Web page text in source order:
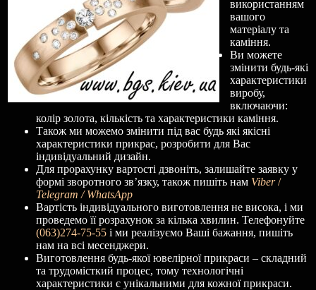
використанням
вашого
матеріалу та
каміння.
Ви можете
змінити будь-які
характеристики
виробу,
включаючи:
колір золота, кількість та характеристики каміння.
Також ми можемо змінити під вас будь які якісні
характеристики прикрас, розробити для Вас
індивідуальний дизайн.
Для прорахунку вартості дзвоніть, залишайте заявку у
формі зворотного зв’язку, також пишіть нам Viber/
Telegram / WhatsApp
Вартість індивідуального виготовлення не висока, і ми
проведемо її розрахунок за кілька хвилин. Телефонуйте
(063)274-75-55і ми реалізуємо Ваші бажання, пишіть
нам на всі месенджери.
Виготовлення будь-якої ювелірної прикраси – складний
та трудомісткий процес, тому технологічні
характеристики є унікальними для кожної прикраси.